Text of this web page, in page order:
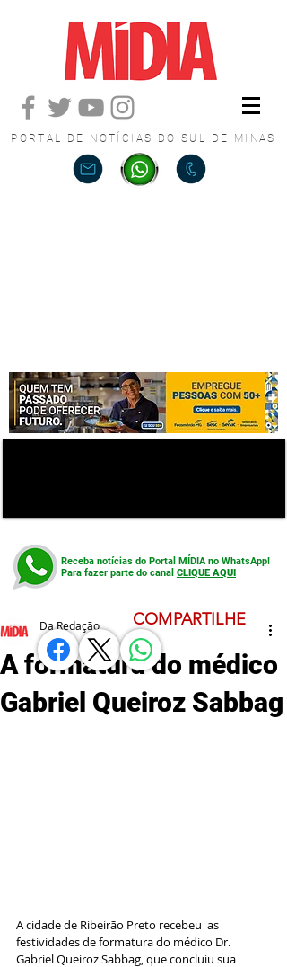
PORTAL DE NOTÍCIAS DO SUL DE MINAS
Receba notícias do Portal MÍDIA no WhatsApp!
Para fazer parte do canal CLIQUE AQUI
A formatura do médico
Gabriel Queiroz Sabbag
Da Redação
A cidade de Ribeirão Preto recebeu  as
festividades de formatura do médico Dr.
Gabriel Queiroz Sabbag, que concluiu sua
COMPARTILHE